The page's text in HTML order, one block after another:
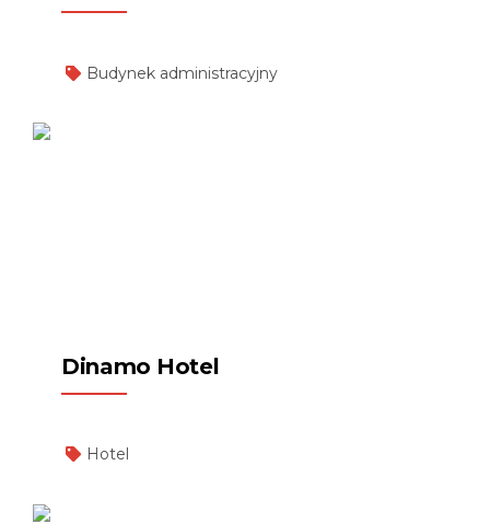
Budynek administracyjny
Hotel
Dinamo Hotel